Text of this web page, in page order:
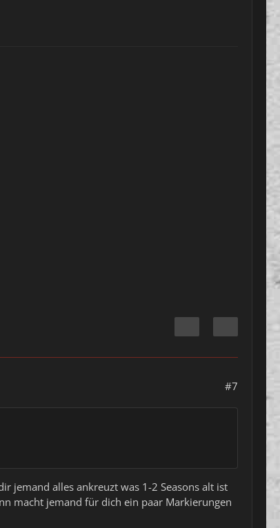
#7
jemand alles ankreuzt was 1-2 Seasons alt ist
macht jemand für dich ein paar Markierungen